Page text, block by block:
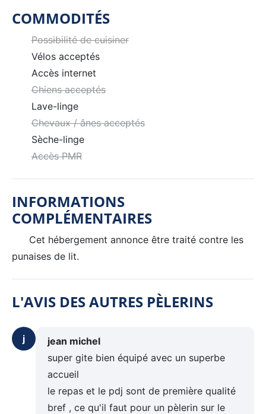
COMMODITÉS
Possibilité de cuisiner
Vélos acceptés
Accès internet
Chiens acceptés
Lave-linge
Chevaux / ânes acceptés
Sèche-linge
Accès PMR
INFORMATIONS
COMPLÉMENTAIRES
Cet hébergement annonce être traité contre les
punaises de lit.
L'AVIS DES AUTRES PÈLERINS
j
jean michel
super gite bien équipé avec un superbe
accueil
le repas et le pdj sont de première qualité
bref , ce qu'il faut pour un pèlerin sur le